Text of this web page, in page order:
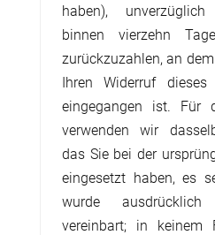
haben),
binnen vierzehn
zurückzuzahlen, an
Ihren Widerruf
eingegangen ist. Für
verwenden wir
das Sie bei der
eingesetzt haben, es
wurde
vereinbart; in keinem